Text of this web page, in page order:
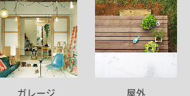
ガレージ 屋外